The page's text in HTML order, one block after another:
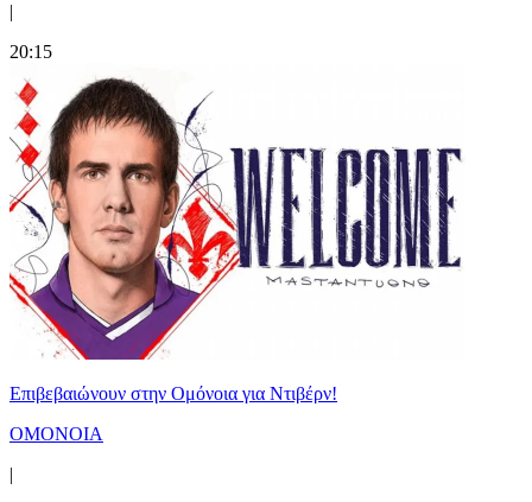
|
20:15
Επιβεβαιώνουν στην Ομόνοια για Ντιβέρν!
ΟΜΟΝΟΙΑ
|